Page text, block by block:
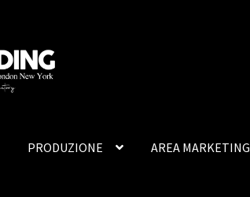
PRODUZIONE AREA MARKETING